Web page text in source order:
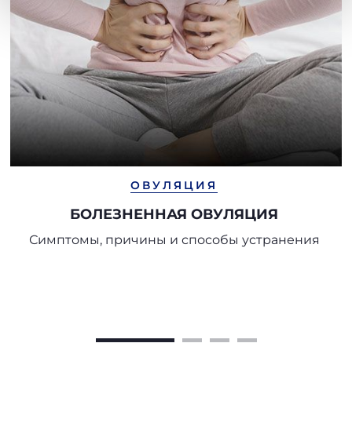
Политика использования файлов cookie
ОВУЛЯЦИЯ
БОЛЕЗНЕННАЯ ОВУЛЯЦИЯ
Симптомы, причины и способы устранения